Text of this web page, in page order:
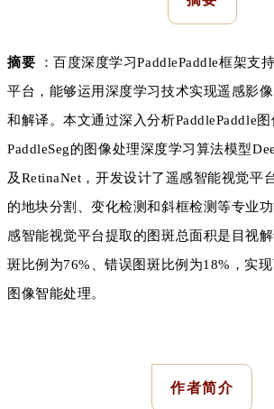
摘要 ：百度深度学习PaddlePaddle框架支
平台，能够运用深度学习技术实现遥感影
和解译。本文通过深入分析PaddlePaddle
PaddleSeg的图像处理深度学习算法模型
及RetinaNet，开发设计了遥感智能视觉平
的地块分割、变化检测和斜框检测等专业
感智能视觉平台提取的图斑总面积是目视
斑比例为76%、错误图斑比例为18%，实
图像智能处理。
作者简介